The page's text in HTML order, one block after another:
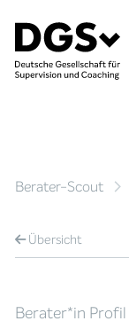
Berater-Scout
Übersicht
Berater*in Profil